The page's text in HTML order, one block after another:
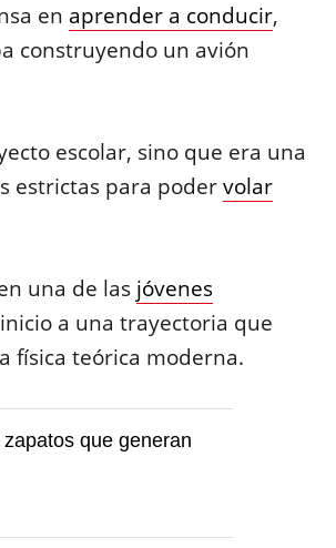
en aprender a conducir,
construyendo un avión
escolar, sino que era una
estrictas para podervolar
una de las jóvenes
a una trayectoria que
física teórica moderna.
que generan